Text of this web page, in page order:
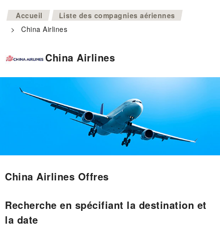
Accueil >
Liste des compagnies aériennes
>
China Airlines
China Airlines
China Airlines Offres
Recherche en spécifiant la destination et
la date